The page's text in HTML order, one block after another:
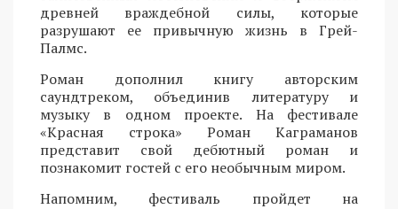
древней враждебной силы, которые
разрушают ее привычную жизнь в Грей-
Палмс.
Роман дополнил книгу авторским
саундтреком, объединив литературу и
музыку в одном проекте. На фестивале
«Красная строка» Роман Каграманов
представит свой дебютный роман и
познакомит гостей с его необычным миром.
Напомним, фестиваль пройдет на